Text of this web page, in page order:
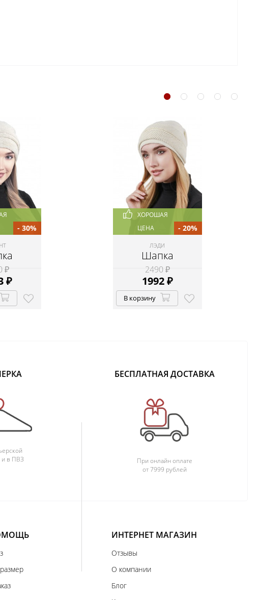
₽
₽
- 30%
ХОРОШАЯ
ЦЕНА
ЛЭДИ
Шапка
2490 ₽
1992₽
- 20%
В корзину
и в ПВЗ
БЕСПЛАТНАЯ ДОСТАВКА
При онлайн оплате
от 7999 рублей
ИНТЕРНЕТ МАГАЗИН
Отзывы
О компании
Блог